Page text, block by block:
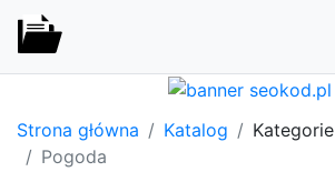
Strona główna Katalog Kategorie
Pogoda